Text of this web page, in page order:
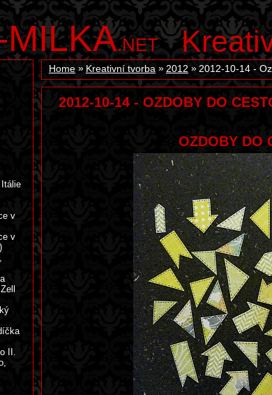
MILKA.NET
Home Kreativní tvorba 2012 2012-10-14 -
2012-10-14 - OZDOBY DO
OZDOBY DO
v
v
II.